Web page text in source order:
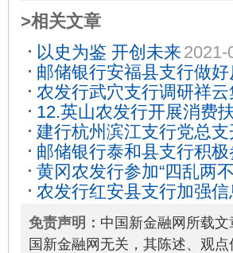
>相关文章
以史为鉴 开创未来 2021-
邮储银行安福县支行做
农发行武穴支行调研祥
12.英山农发行开展消费
建行杭州滨江支行党总
邮储银行泰和县支行积
黄冈农发行参加“四乱两
农发行红安县支行加强
免责声明： 中国新金融网所载
国新金融网无关，其陈述、观